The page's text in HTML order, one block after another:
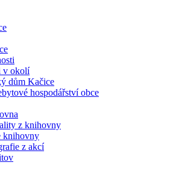
v okolí
dům Kačice
hospodářství obce
z knihovny
knihovny
z akcí